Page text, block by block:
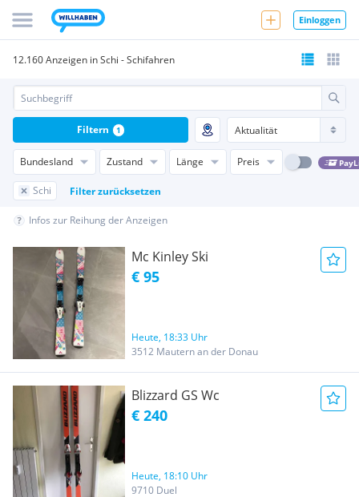
Einloggen
12.160 Anzeigen in Schi - Schifahren
Bundesland Zustand Länge Preis
Schi Filter zurücksetzen
Filtern 1
Infos zur Reihung der Anzeigen
Mc Kinley Ski
€ 95
Heute, 18:33 Uhr
3512 Mautern an der Donau
Blizzard GS Wc
€ 240
Heute, 18:10 Uhr
9710 Duel